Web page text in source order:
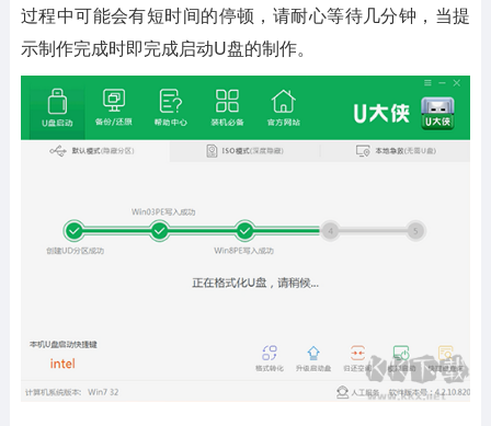
过程中可能会有短时间的停顿，请耐心等待几分钟，当提
示制作完成时即完成启动U盘的制作。